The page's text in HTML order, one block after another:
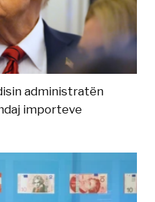
administratën
importeve